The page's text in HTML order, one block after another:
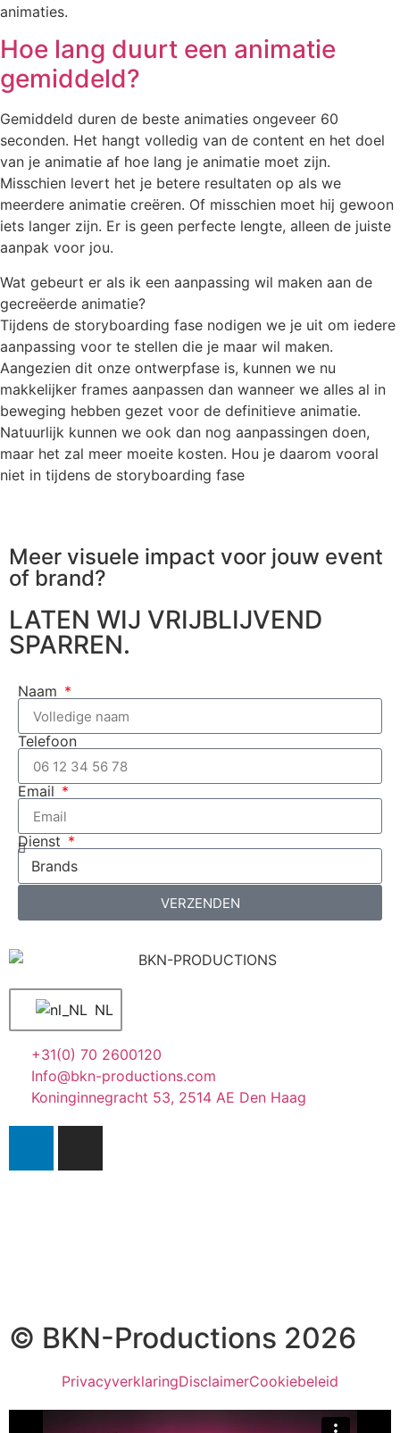
animaties.
Hoe lang duurt een animatie
gemiddeld?
Gemiddeld duren de beste animaties ongeveer 60
seconden. Het hangt volledig van de content en het doel
van je animatie af hoe lang je animatie moet zijn.
Misschien levert het je betere resultaten op als we
meerdere animatie creëren. Of misschien moet hij gewoon
iets langer zijn. Er is geen perfecte lengte, alleen de juiste
aanpak voor jou.
Wat gebeurt er als ik een aanpassing wil maken aan de
gecreëerde animatie?
Tijdens de storyboarding fase nodigen we je uit om iedere
aanpassing voor te stellen die je maar wil maken.
Aangezien dit onze ontwerpfase is, kunnen we nu
makkelijker frames aanpassen dan wanneer we alles al in
beweging hebben gezet voor de definitieve animatie.
Natuurlijk kunnen we ook dan nog aanpassingen doen,
maar het zal meer moeite kosten. Hou je daarom vooral
niet in tijdens de storyboarding fase
Meer visuele impact voor jouw event
of brand?
LATEN WIJ VRIJBLIJVEND
SPARREN.
Naam
Telefoon
Email
Dienst
VERZENDEN
NL
+31(0) 70 2600120
Info@bkn-productions.com
Koninginnegracht 53, 2514 AE Den Haag
© BKN-Productions 2026
PrivacyverklaringDisclaimerCookiebeleid